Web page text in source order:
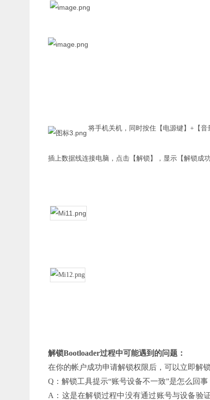
将手机关机，同时按住【电源键】+【音
插上数据线连接电脑，点击【解锁】，显示【解锁成
解锁Bootloader过程中可能遇到的问题：
在你的帐户成功申请解锁权限后，可以立即解
Q：解锁工具提示“账号设备不一致”是怎么回事
A：这是在解锁过程中没有通过账号与设备验